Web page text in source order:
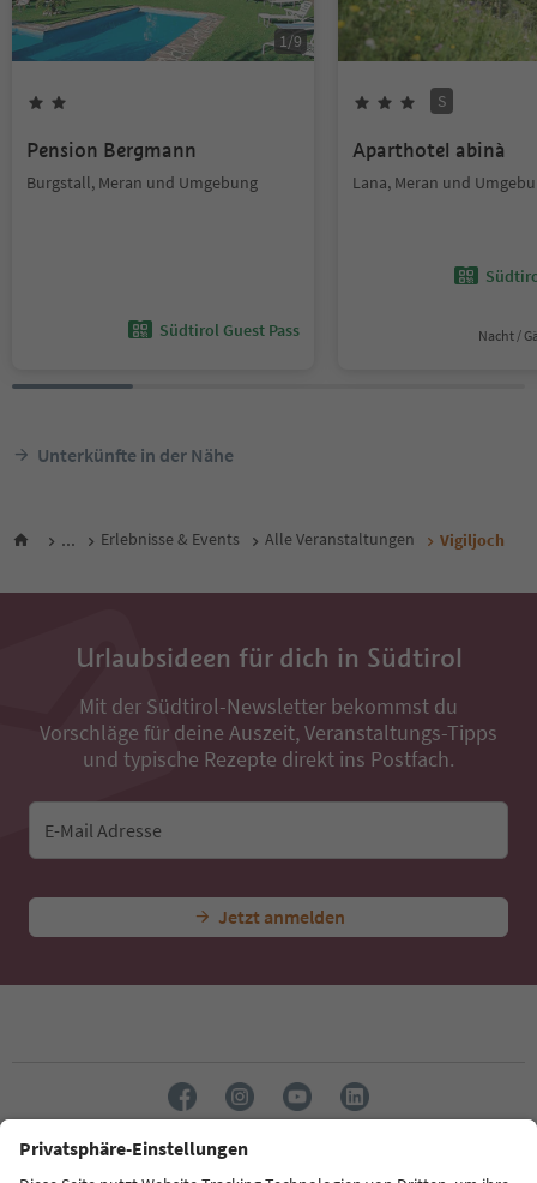
1/9
Pension Bergmann
Burgstall, Meran und Umgebung
Südtirol Guest Pass
S
Aparthotel abinà
Lana, Meran und
Nacht /
Unterkünfte in der Nähe
... Erlebnisse & Events Alle Veranstaltungen Vigiljoch
Urlaubsideen für dich in Südtirol
Mit der Südtirol-Newsletter bekommst du
Vorschläge für deine Auszeit, Veranstaltungs-Tipps
und typische Rezepte direkt ins Postfach.
E-Mail Adresse
Jetzt anmelden